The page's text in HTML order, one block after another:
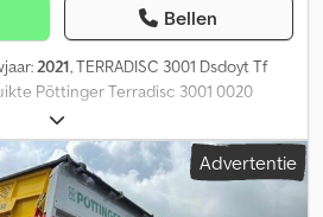
Bellen
2021, TERRADISC 3001 Dsdoyt Tf
Pöttinger Terradisc 3001 0020
0030 Schijfdia 610 mm,
Buisvormige wals 0050 Hydraulische
inklapbare randschijvenAdvertentie